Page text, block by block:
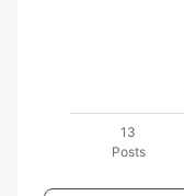
13
Posts